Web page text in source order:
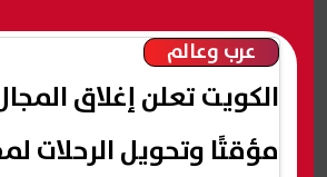
عرب وعالم
الكويت تعلن إغلاق
مؤقتًا وتحويل الرحلات